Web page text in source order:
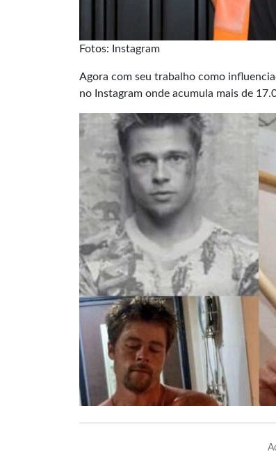
Fotos: Instagram
Agora com seu trabalho como
no Instagram onde acumula mais de